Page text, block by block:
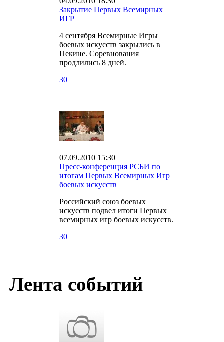
Закрытие Первых Всемирных
ИГР
4 сентября Всемирные Игры
боевых искусств закрылись в
Пекине. Соревнования
продлились 8 дней.
30
07.09.2010 15:30
Пресс-конференция РСБИ по
итогам Первых Всемирных Игр
боевых искусств
Российский союз боевых
искусств подвел итоги Первых
всемирных игр боевых искусств.
30
Лента событий